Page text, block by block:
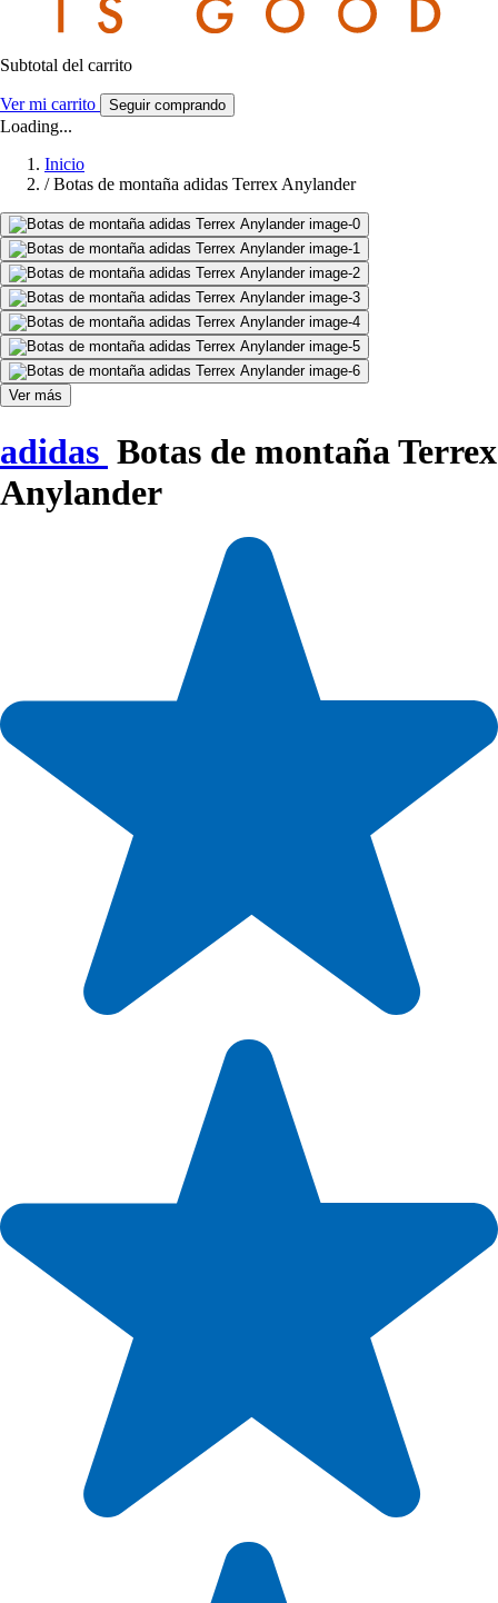
Subtotal del carrito
Ver mi carrito Seguir comprando
Loading...
Inicio
/ Botas de montaña adidas Terrex Anylander
Ver más
adidas Botas de montaña Terrex
Anylander